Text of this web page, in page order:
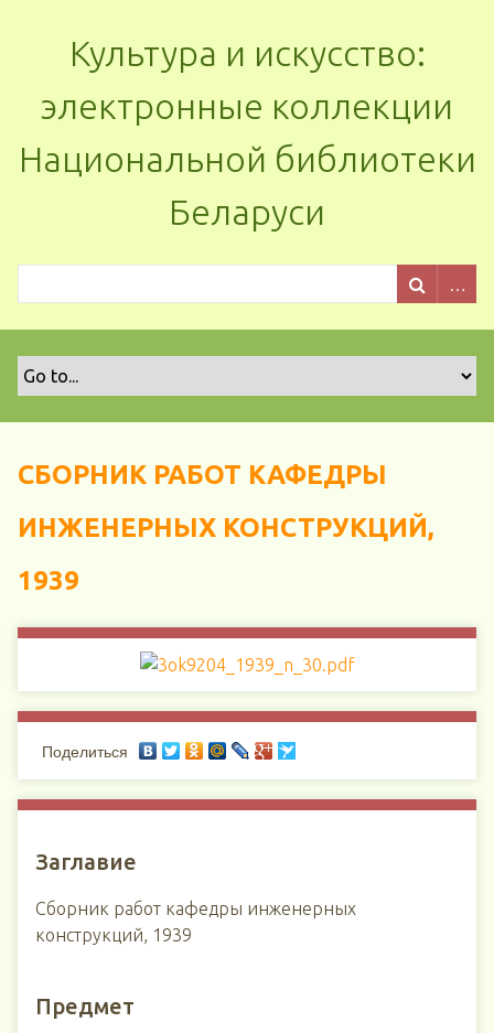
Культура и искусство:
электронные коллекции
Национальной библиотеки
Беларуси
СБОРНИК РАБОТ КАФЕДРЫ
ИНЖЕНЕРНЫХ КОНСТРУКЦИЙ,
1939
Поделиться
Заглавие
Сборник работ кафедры инженерных
конструкций, 1939
Предмет